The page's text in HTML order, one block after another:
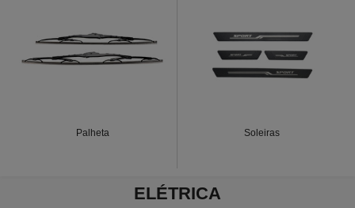
Palheta Soleiras
ELÉTRICA